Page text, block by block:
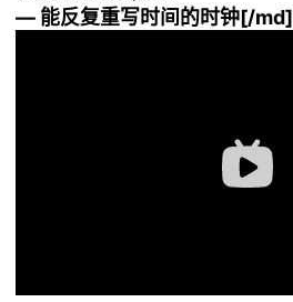
— 能反复重写时间的时钟[/md]